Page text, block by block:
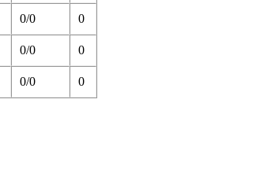
0/0 0
0/0 0
0/0 0